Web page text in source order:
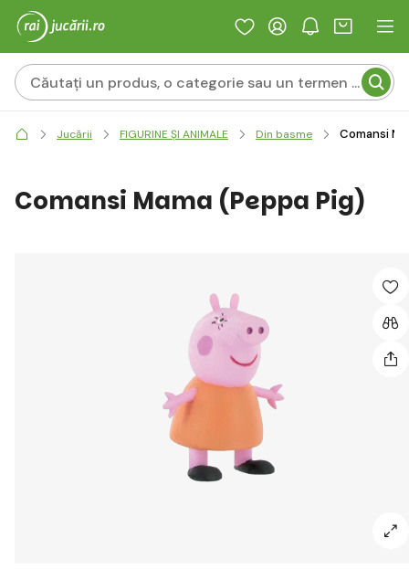
Jucării FIGURINE ȘI ANIMALE Din basme Comansi
Comansi Mama (Peppa Pig)